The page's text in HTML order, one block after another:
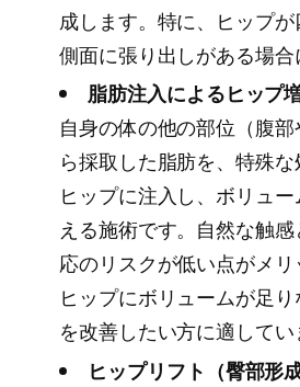
成します。特に、ヒップが
側面に張り出しがある場合
脂肪注入によるヒップ
自身の体の他の部位（腹
ら採取した脂肪を、特殊
ヒップに注入し、ボリュ
える施術です。自然な触
応のリスクが低い点がメリ
ヒップにボリュームが足
を改善したい方に適してい
ヒップリフト（臀部形